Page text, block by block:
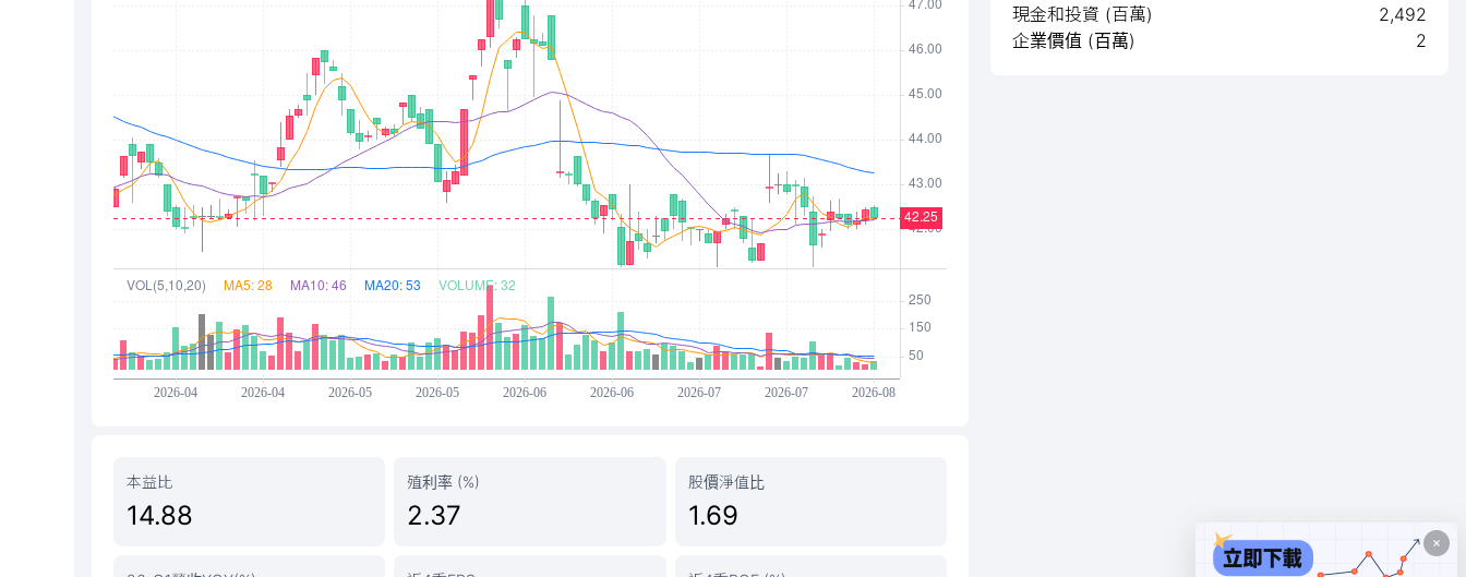
本益比
14.88
殖利率 (%)
2.37
股價淨值比
1.69
現金和投資 (百萬)
2,492
企業價值 (百萬)
2